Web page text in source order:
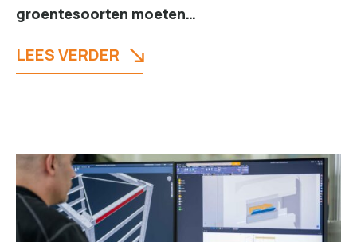
groentesoorten moeten…
LEES VERDER